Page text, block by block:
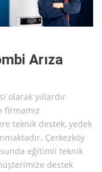
Arıza
olarak yıllardır
firmamız
teknik destek, yedek
Çerkezköy
eğitimli teknik
destek